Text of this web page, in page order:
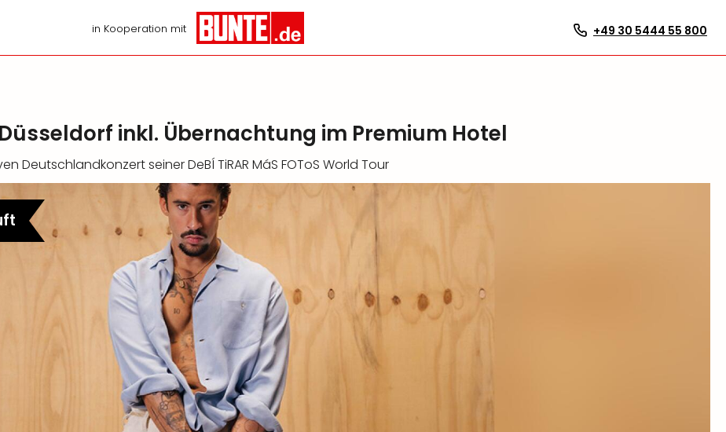
in Kooperation mit +49 30 5444 55 800
inkl. Übernachtung im Premium Hotel
Deutschlandkonzert seiner DeBÍ TiRAR MáS FOToS World Tour